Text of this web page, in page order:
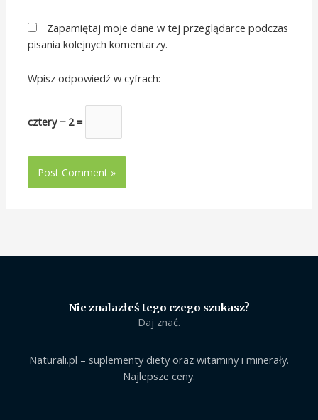
Zapamiętaj moje dane w tej przeglądarce podczas
pisania kolejnych komentarzy.
Wpisz odpowiedź w cyfrach:
cztery − 2 =
Nie znalazłeś tego czego szukasz?
Daj znać.
Naturali.pl – suplementy diety oraz witaminy i minerały.
Najlepsze ceny.